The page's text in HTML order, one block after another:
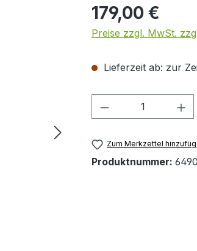
Regulärer Preis:
179,00 €
Preise zzgl. MwSt.
Lieferzeit ab: zur
Produkt
Zum Merkzettel
Produktnummer: